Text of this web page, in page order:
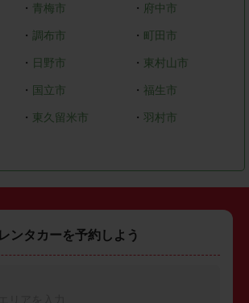
・ 青梅市 ・ 府中市
・ 調布市 ・ 町田市
・ 日野市 ・ 東村山市
・ 国立市 ・ 福生市
・ 東久留米市 ・羽村市
レンタカーを予約しよう